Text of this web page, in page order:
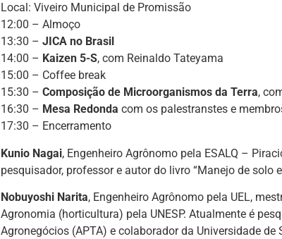
Local: Viveiro Municipal de Promissão
12:00 – Almoço
13:30 –JICA no Brasil
14:00 – Kaizen 5-S, com Reinaldo Tateyama
15:00 – Coffee break
15:30 –Composição de Microorganismos da Terra,
16:30 – Mesa Redonda com os palestranstes e
17:30 – Encerramento
Kunio Nagai, Engenheiro Agrônomo pela ESALQ –
pesquisador, professor e autor do livro “Manejo de solo
Nobuyoshi Narita, Engenheiro Agrônomo pela UEL,
Agronomia (horticultura) pela UNESP. Atualmente é
Agronegócios (APTA) e colaborador da Universidade de